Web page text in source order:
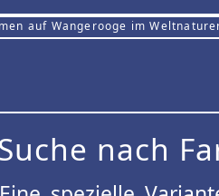
auf Wangerooge im
nach